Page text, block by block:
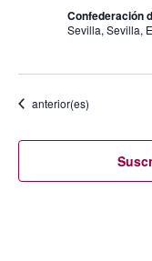
Confederación
Sevilla, Sevilla,
Eventos
anterior(es)